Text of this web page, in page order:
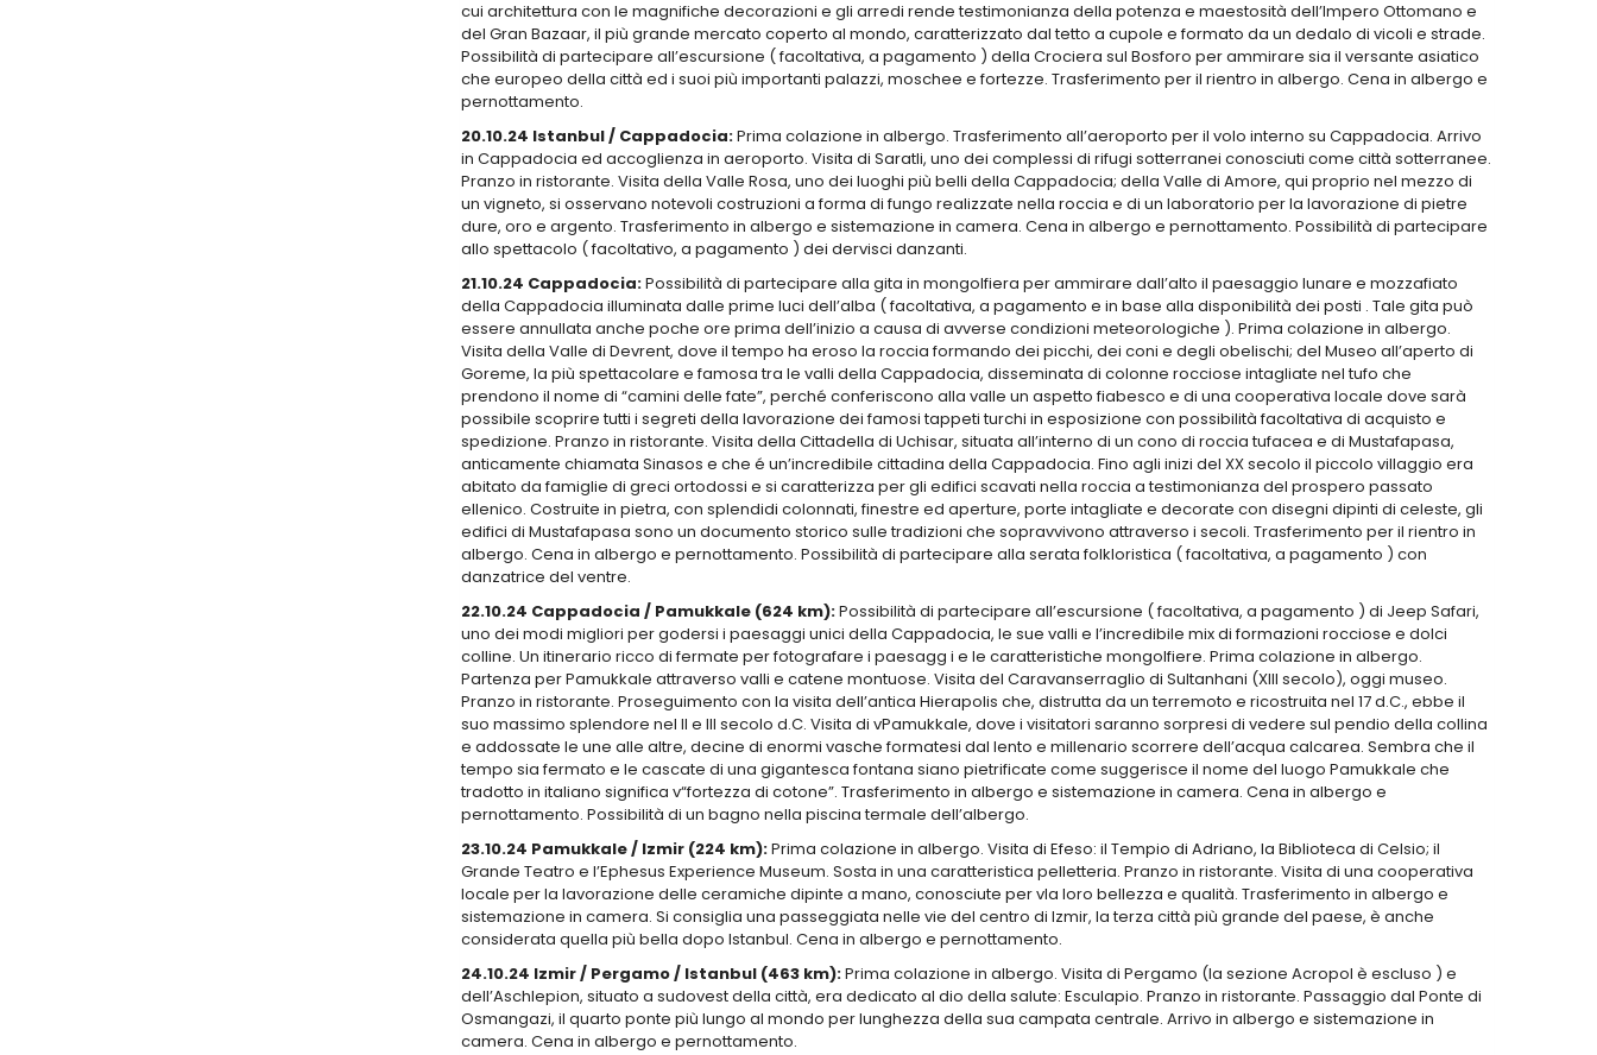
cui architettura con le magnifiche decorazioni e gli arredi rende testimonianza della potenza e maestosità dell’Impero Ottomano e
del Gran Bazaar, il più grande mercato coperto al mondo, caratterizzato dal tetto a cupole e formato da un dedalo di vicoli e strade.
Possibilità di partecipare all’escursione ( facoltativa, a pagamento ) della Crociera sul Bosforo per ammirare sia il versante asiatico
che europeo della città ed i suoi più importanti palazzi, moschee e fortezze. Trasferimento per il rientro in albergo. Cena in albergo e
pernottamento.
20.10.24 Istanbul / Cappadocia:Prima colazione in albergo. Trasferimento all’aeroporto per il volo interno su Cappadocia. Arrivo
in Cappadocia ed accoglienza in aeroporto. Visita di Saratli, uno dei complessi di rifugi sotterranei conosciuti come città sotterranee.
Pranzo in ristorante. Visita della Valle Rosa, uno dei luoghi più belli della Cappadocia; della Valle di Amore, qui proprio nel mezzo di
un vigneto, si osservano notevoli costruzioni a forma di fungo realizzate nella roccia e di un laboratorio per la lavorazione di pietre
dure, oro e argento. Trasferimento in albergo e sistemazione in camera. Cena in albergo e pernottamento. Possibilità di partecipare
allo spettacolo ( facoltativo, a pagamento ) dei dervisci danzanti.
21.10.24 Cappadocia:Possibilità di partecipare alla gita in mongolfiera per ammirare dall’alto il paesaggio lunare e mozzafiato
della Cappadocia illuminata dalle prime luci dell’alba ( facoltativa, a pagamento e in base alla disponibilità dei posti . Tale gita può
essere annullata anche poche ore prima dell’inizio a causa di avverse condizioni meteorologiche ). Prima colazione in albergo.
Visita della Valle di Devrent, dove il tempo ha eroso la roccia formando dei picchi, dei coni e degli obelischi; del Museo all’aperto di
Goreme, la più spettacolare e famosa tra le valli della Cappadocia, disseminata di colonne rocciose intagliate nel tufo che
prendono il nome di “camini delle fate”, perché conferiscono alla valle un aspetto fiabesco e di una cooperativa locale dove sarà
possibile scoprire tutti i segreti della lavorazione dei famosi tappeti turchi in esposizione con possibilità facoltativa di acquisto e
spedizione. Pranzo in ristorante. Visita della Cittadella di Uchisar, situata all’interno di un cono di roccia tufacea e di Mustafapasa,
anticamente chiamata Sinasos e che é un’incredibile cittadina della Cappadocia. Fino agli inizi del XX secolo il piccolo villaggio era
abitato da famiglie di greci ortodossi e si caratterizza per gli edifici scavati nella roccia a testimonianza del prospero passato
ellenico. Costruite in pietra, con splendidi colonnati, finestre ed aperture, porte intagliate e decorate con disegni dipinti di celeste, gli
edifici di Mustafapasa sono un documento storico sulle tradizioni che sopravvivono attraverso i secoli. Trasferimento per il rientro in
albergo. Cena in albergo e pernottamento. Possibilità di partecipare alla serata folkloristica ( facoltativa, a pagamento ) con
danzatrice del ventre.
22.10.24 Cappadocia / Pamukkale (624 km):Possibilità di partecipare all’escursione ( facoltativa, a pagamento ) di Jeep Safari,
uno dei modi migliori per godersi i paesaggi unici della Cappadocia, le sue valli e l’incredibile mix di formazioni rocciose e dolci
colline. Un itinerario ricco di fermate per fotografare i paesagg i e le caratteristiche mongolfiere. Prima colazione in albergo.
Partenza per Pamukkale attraverso valli e catene montuose. Visita del Caravanserraglio di Sultanhani (XIII secolo), oggi museo.
Pranzo in ristorante. Proseguimento con la visita dell’antica Hierapolis che, distrutta da un terremoto e ricostruita nel 17 d.C., ebbe il
suo massimo splendore nel II e III secolo d.C. Visita di vPamukkale, dove i visitatori saranno sorpresi di vedere sul pendio della collina
e addossate le une alle altre, decine di enormi vasche formatesi dal lento e millenario scorrere dell’acqua calcarea. Sembra che il
tempo sia fermato e le cascate di una gigantesca fontana siano pietrificate come suggerisce il nome del luogo Pamukkale che
tradotto in italiano significa v“fortezza di cotone”. Trasferimento in albergo e sistemazione in camera. Cena in albergo e
pernottamento. Possibilità di un bagno nella piscina termale dell’albergo.
23.10.24 Pamukkale / Izmir (224 km):Prima colazione in albergo. Visita di Efeso: il Tempio di Adriano, la Biblioteca di Celsio; il
Grande Teatro e l’Ephesus Experience Museum. Sosta in una caratteristica pelletteria. Pranzo in ristorante. Visita di una cooperativa
locale per la lavorazione delle ceramiche dipinte a mano, conosciute per vla loro bellezza e qualità. Trasferimento in albergo e
sistemazione in camera. Si consiglia una passeggiata nelle vie del centro di Izmir, la terza città più grande del paese, è anche
considerata quella più bella dopo Istanbul. Cena in albergo e pernottamento.
24.10.24 Izmir / Pergamo / Istanbul (463 km):Prima colazione in albergo. Visita di Pergamo (la sezione Acropol è escluso ) e
dell’Aschlepion, situato a sudovest della città, era dedicato al dio della salute: Esculapio. Pranzo in ristorante. Passaggio dal Ponte di
Osmangazi, il quarto ponte più lungo al mondo per lunghezza della sua campata centrale. Arrivo in albergo e sistemazione in
camera. Cena in albergo e pernottamento.